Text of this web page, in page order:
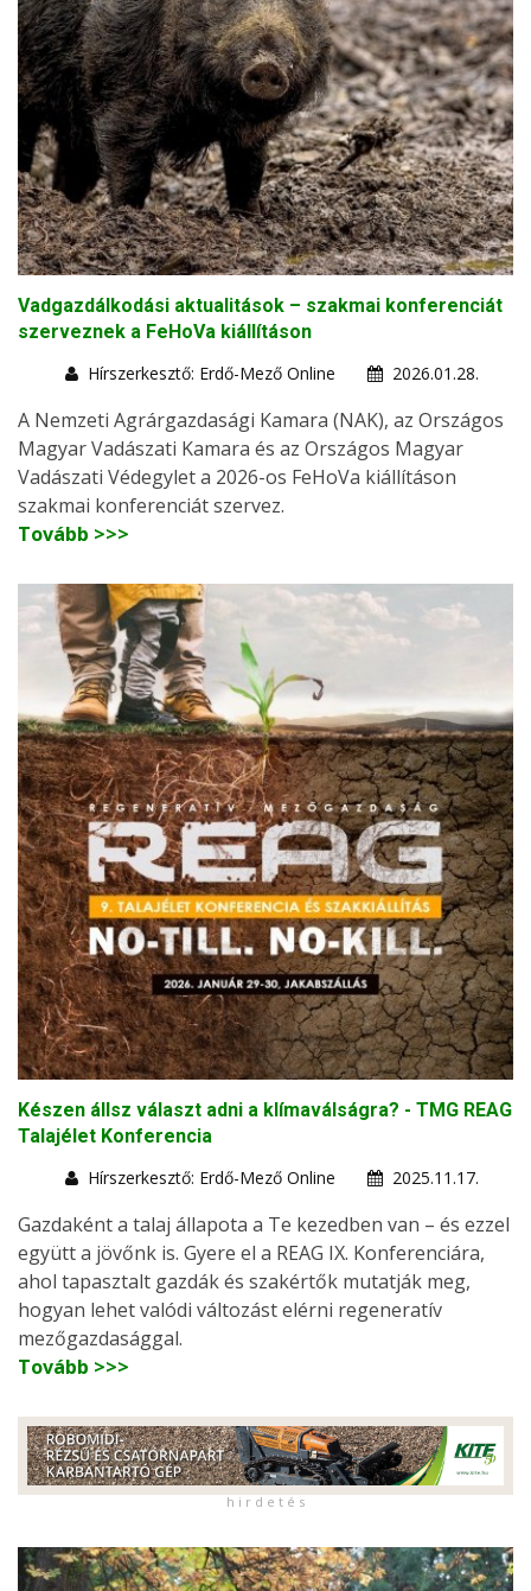
Vadgazdálkodási aktualitások – szakmai konferenciát
szerveznek a FeHoVa kiállításon
Hírszerkesztő: Erdő-Mező Online
2026.01.28.
A Nemzeti Agrárgazdasági Kamara (NAK), az Országos
Magyar Vadászati Kamara és az Országos Magyar
Vadászati Védegylet a 2026-os FeHoVa kiállításon
szakmai konferenciát szervez.
Tovább >>>
Készen állsz választ adni a klímaválságra? - TMG REAG
Talajélet Konferencia
Hírszerkesztő: Erdő-Mező Online
2025.11.17.
Gazdaként a talaj állapota a Te kezedben van – és ezzel
együtt a jövőnk is. Gyere el a REAG IX. Konferenciára,
ahol tapasztalt gazdák és szakértők mutatják meg,
hogyan lehet valódi változást elérni regeneratív
mezőgazdasággal.
Tovább >>>
h i r d e t é s